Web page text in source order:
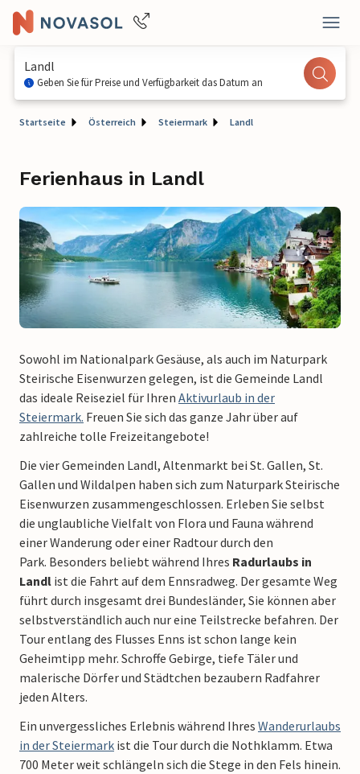
Landl
Geben Sie für Preise und Verfügbarkeit das Datum an
Startseite Österreich Steiermark Landl
Ferienhaus in Landl
Sowohl im Nationalpark Gesäuse, als auch im Naturpark
Steirische Eisenwurzen gelegen, ist die Gemeinde Landl
das ideale Reiseziel für Ihren Aktivurlaub in der
Steiermark. Freuen Sie sich das ganze Jahr über auf
zahlreiche tolle Freizeitangebote!
Die vier Gemeinden Landl, Altenmarkt bei St. Gallen, St.
Gallen und Wildalpen haben sich zum Naturpark Steirische
Eisenwurzen zusammengeschlossen. Erleben Sie selbst
die unglaubliche Vielfalt von Flora und Fauna während
einer Wanderung oder einer Radtour durch den
Park. Besonders beliebt während Ihres Radurlaubs in
Landl ist die Fahrt auf dem Ennsradweg. Der gesamte Weg
führt durch insgesamt drei Bundesländer, Sie können aber
selbstverständlich auch nur eine Teilstrecke befahren. Der
Tour entlang des Flusses Enns ist schon lange kein
Geheimtipp mehr. Schroffe Gebirge, tiefe Täler und
malerische Dörfer und Städtchen bezaubern Radfahrer
jeden Alters.
Ein unvergessliches Erlebnis während Ihres Wanderurlaubs
in der Steiermark ist die Tour durch die Nothklamm. Etwa
700 Meter weit schlängeln sich die Stege in den Fels hinein.